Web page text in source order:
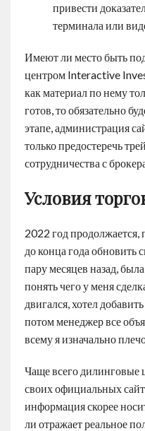
привести
терминала или
Имеют ли место быть
центром Interactive
как материал по нему
готов, то обязательно
этапе, администрация
только предостеречь
сотрудничества с
Условия
2022 год продолжается,
до конца года обновить
пару месяцев назад,
понять чего у меня
двигался, хотел
потом менеджер все
всему я изначально
Чаще всего дилинговые
своих официальных
информация скорее
ли отражает реальное